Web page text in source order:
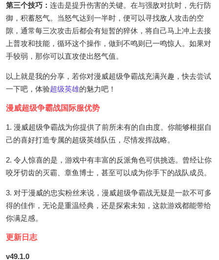
第三个技巧： 连击是提升伤害的关键。在与强敌对抗时，先行防
御，积蓄怒气。当怒气达到一半时，便可以寻找敌人攻击的空
隙，通常每三次攻击后都会有短暂的猝休，将自己马上冲上去接
上普攻和技能，循环这个操作，做到不鸣则已一鸣惊人。如果对
手较弱，那你可以直攻使出怒气值。
以上就是我的分享，若你对漫威超级争霸战充满兴趣，快去尝试
一下吧，体验超级英雄的魅力吧！
漫威超级争霸战国际服优势
1. 漫威超级争霸战为你提供了前所未有的自由度。你能够根据自
己的喜好打造专属的超级英雄队伍，尽情发挥战略。
2. 令人惊喜的是，游戏中有丰富的反派角色可供挑选。曾经让你
咬牙切齿的灭霸、章鱼博士，甚至可以成为你手下的战队成员。
3. 对于漫威的忠实粉丝来说，漫威超级争霸战无疑是一款不可多
得的佳作，无论是重温经典，还是探索未知，这款游戏都能带给
你满足感。
更新日志
v49.1.0